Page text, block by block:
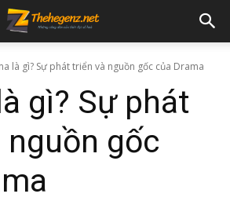
là gì? Sự phát triển và nguồn gốc của Drama
gì? Sự phát
gốc